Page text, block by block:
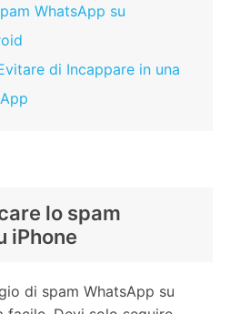
WhatsApp su
di Incappare in una
lo spam
iPhone
di spam WhatsApp su